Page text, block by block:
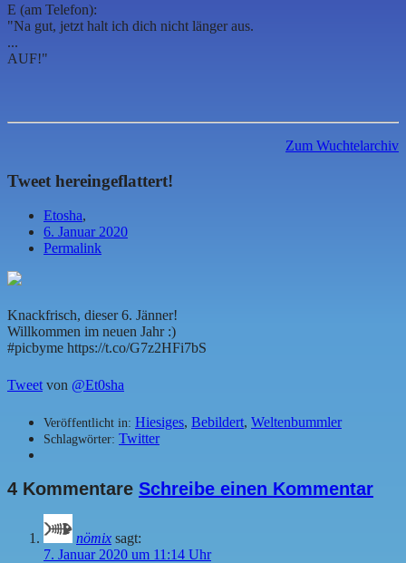
E (am Telefon):
"Na gut, jetzt halt ich dich nicht länger aus.
...
AUF!"
Zum Wuchtelarchiv
Tweet hereingeflattert!
Etosha,
6. Januar 2020
Permalink
Knackfrisch, dieser 6. Jänner!
Willkommen im neuen Jahr :)
#picbyme https://t.co/G7z2HFi7bS
Tweet von @Et0sha
Veröffentlicht in: Hiesiges, Bebildert, Weltenbummler
Schlagwörter: Twitter
4 Kommentare Schreibe einen Kommentar
nömix sagt:
7. Januar 2020 um 11:14 Uhr